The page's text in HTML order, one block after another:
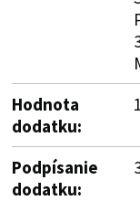
Hodnota
dodatku:
Podpísanie
dodatku: